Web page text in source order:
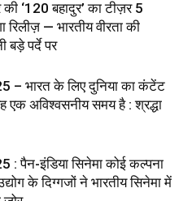
‘120 बहादुर’ का टीज़र 5
रिलीज़ — भारतीय वीरता की
बड़े पर्दे पर
– भारत के लिए दुनिया का कंटेंट
एक अविश्वसनीय समय है : श्रद्धा
: पैन-इंडिया सिनेमा कोई कल्पना
के दिग्गजों ने भारतीय सिनेमा में